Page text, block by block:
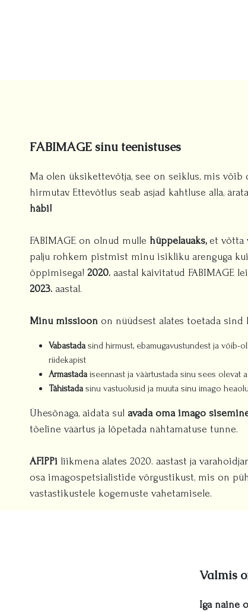
FABIMAGE sinu teenistuses
Ma olen üksikettevõtja, see on seiklus, mis võib
hirmutav. Ettevõtlus seab asjad kahtluse alla,
häbi!
FABIMAGE on olnud mulle hüppelauaks,et võtta
palju rohkem pistmist minu isikliku arenguga
õppimisega! 2020. aastal käivitatud FABIMAGE
2023. aastal.
Minu missioon on nüüdsest alates toetada sind
Vabastada sind hirmust, ebamugavustundest ja võib-
riidekapist
Armastada iseennast ja väärtustada sinu sees olevat
Tähistada sinu vastuolusid ja muuta sinu imago
Ühesõnaga, aidata sul avada oma imago
tõeline väärtus ja lõpetada nähtamatuse tunne.
AFIPPi liikmena alates 2020. aastast ja
osa imagospetsialistide võrgustikust, mis on
vastastikustele kogemuste vahetamisele.
Valmis
Iga naine